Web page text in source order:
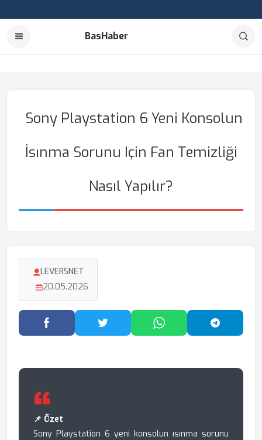
BasHaber
Sony Playstation 6 Yeni Konsolun
İsınma Sorunu Için Fan Temizliği
Nasıl Yapılır?
LEVERSNET
20.05.2026
Facebook'ta PaylaşTwitter'da PaylaşWhatsApp'ta Paylaş
📌 Özet
Sony Playstation 6 yeni konsolun ısınma sorunu